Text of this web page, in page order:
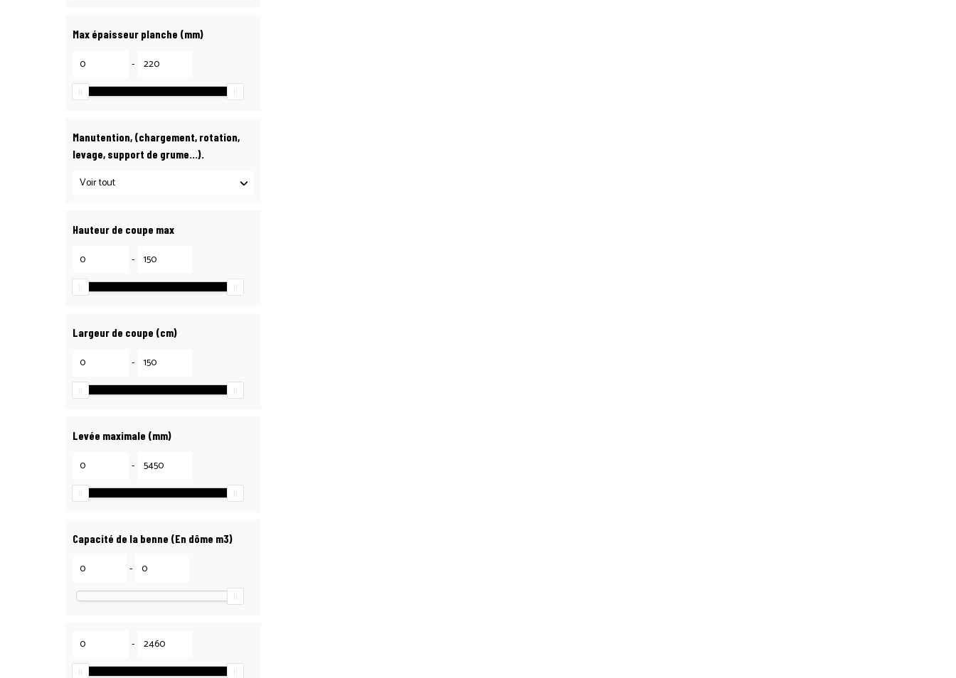
Max épaisseur planche (mm)
-
Manutention, (chargement, rotation,
levage, support de grume…).
Hauteur de coupe max
-
Largeur de coupe (cm)
-
Levée maximale (mm)
-
Capacité de la benne (En dôme m3)
-
-